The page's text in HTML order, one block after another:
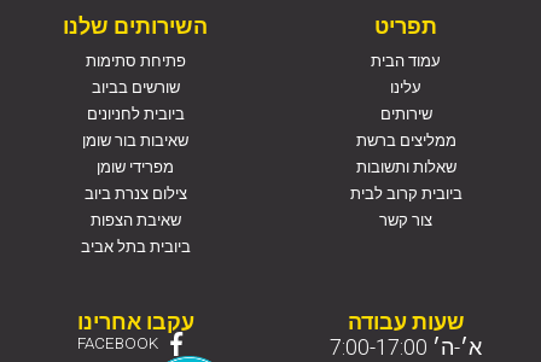
תפריט
עמוד הבית
עלינו
שירותים
ממליצים ברשת
שאלות ותשובות
ביובית קרוב לבית
צור קשר
השירותים שלנו
פתיחת סתימות
שורשים בביוב
ביובית לחניונים
שאיבות בור שומן
מפרידי שומן
צילום צנרת ביוב
שאיבת הצפות
ביובית בתל אביב
שעות עבודה
א׳-ה׳ 7:00-17:00
עקבו אחרינו
FACEBOOK